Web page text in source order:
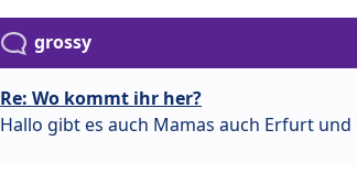
grossy
Re: Wo kommt ihr her?
Hallo gibt es auch Mamas auch Erfurt